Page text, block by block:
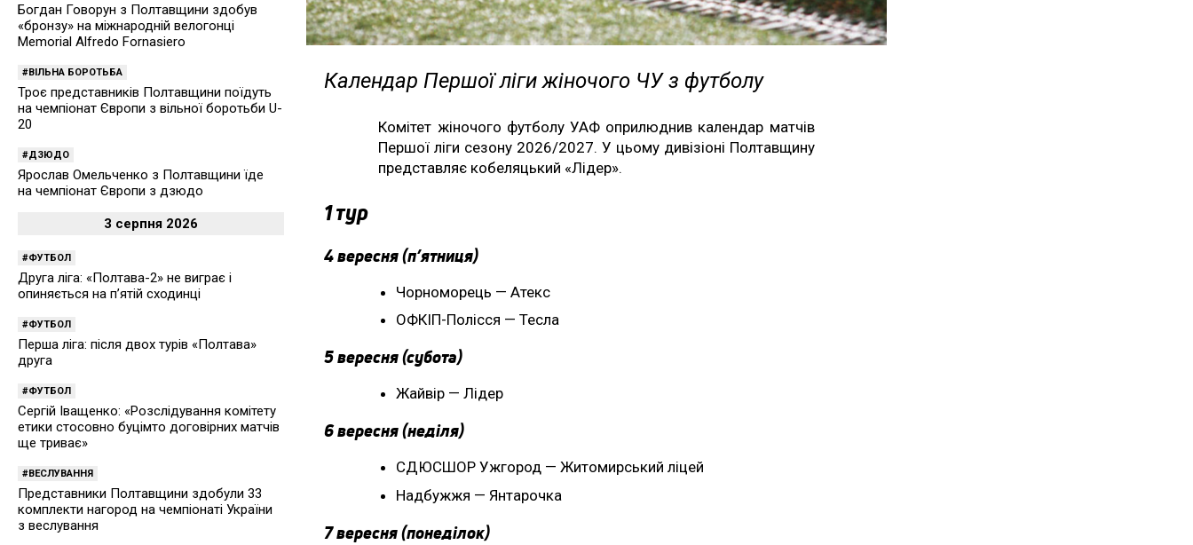
Календар Першої ліги жіночого ЧУ з футболу
Комітет жіночого футболу УАФ оприлюднив календар матчів
Першої ліги сезону 2026/2027. У цьому дивізіоні Полтавщину
представляє кобеляцький «Лідер».
1 тур
4 вересня (п’ятниця)
Чорноморець — Атекс
ОФКІП-Полісся — Тесла
5 вересня (субота)
Жайвір — Лідер
6 вересня (неділя)
СДЮСШОР Ужгород — Житомирський ліцей
Надбужжя — Янтарочка
7 вересня (понеділок)
Богдан Говорун з Полтавщини здобув
«бронзу» на міжнародній велогонці
Memorial Alfredo Fornasiero
ВІЛЬНА БОРОТЬБА
Троє представників Полтавщини поїдуть
на чемпіонат Європи з вільної боротьби U-
20
ДЗЮДО
Ярослав Омельченко з Полтавщини їде
на чемпіонат Європи з дзюдо
3 серпня 2026
ФУТБОЛ
Друга ліга: «Полтава-2» не виграє і
опиняється на п’ятій сходинці
ФУТБОЛ
Перша ліга: після двох турів «Полтава»
друга
ФУТБОЛ
Сергій Іващенко: «Розслідування комітету
етики стосовно буцімто договірних матчів
ще триває»
ВЕСЛУВАННЯ
Представники Полтавщини здобули 33
комплекти нагород на чемпіонаті України
з веслування